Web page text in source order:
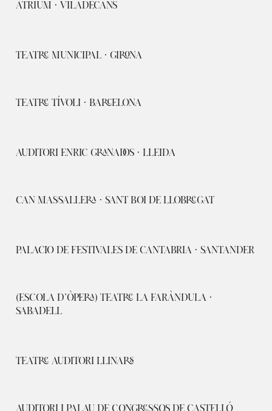
ÀTRIUM · VILADECANS
TEATRE MUNICIPAL · GIRONA
TEATRE TÍVOLI · BARCELONA
AUDITORI ENRIC GRANADOS · LLEIDA
CAN MASSALLERA · SANT BOI DE LLOBREGAT
PALACIO DE FESTIVALES DE CANTABRIA · SANTANDER
(ESCOLA D’ÒPERA) TEATRE LA FARÀNDULA ·
SABADELL
TEATRE AUDITORI LLINARS
AUDITORI I PALAU DE CONGRESSOS DE CASTELLÓ